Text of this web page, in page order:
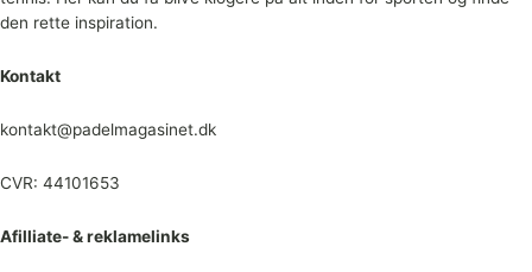
den rette inspiration.
Kontakt
kontakt@padelmagasinet.dk
CVR: 44101653
Afilliate- & reklamelinks